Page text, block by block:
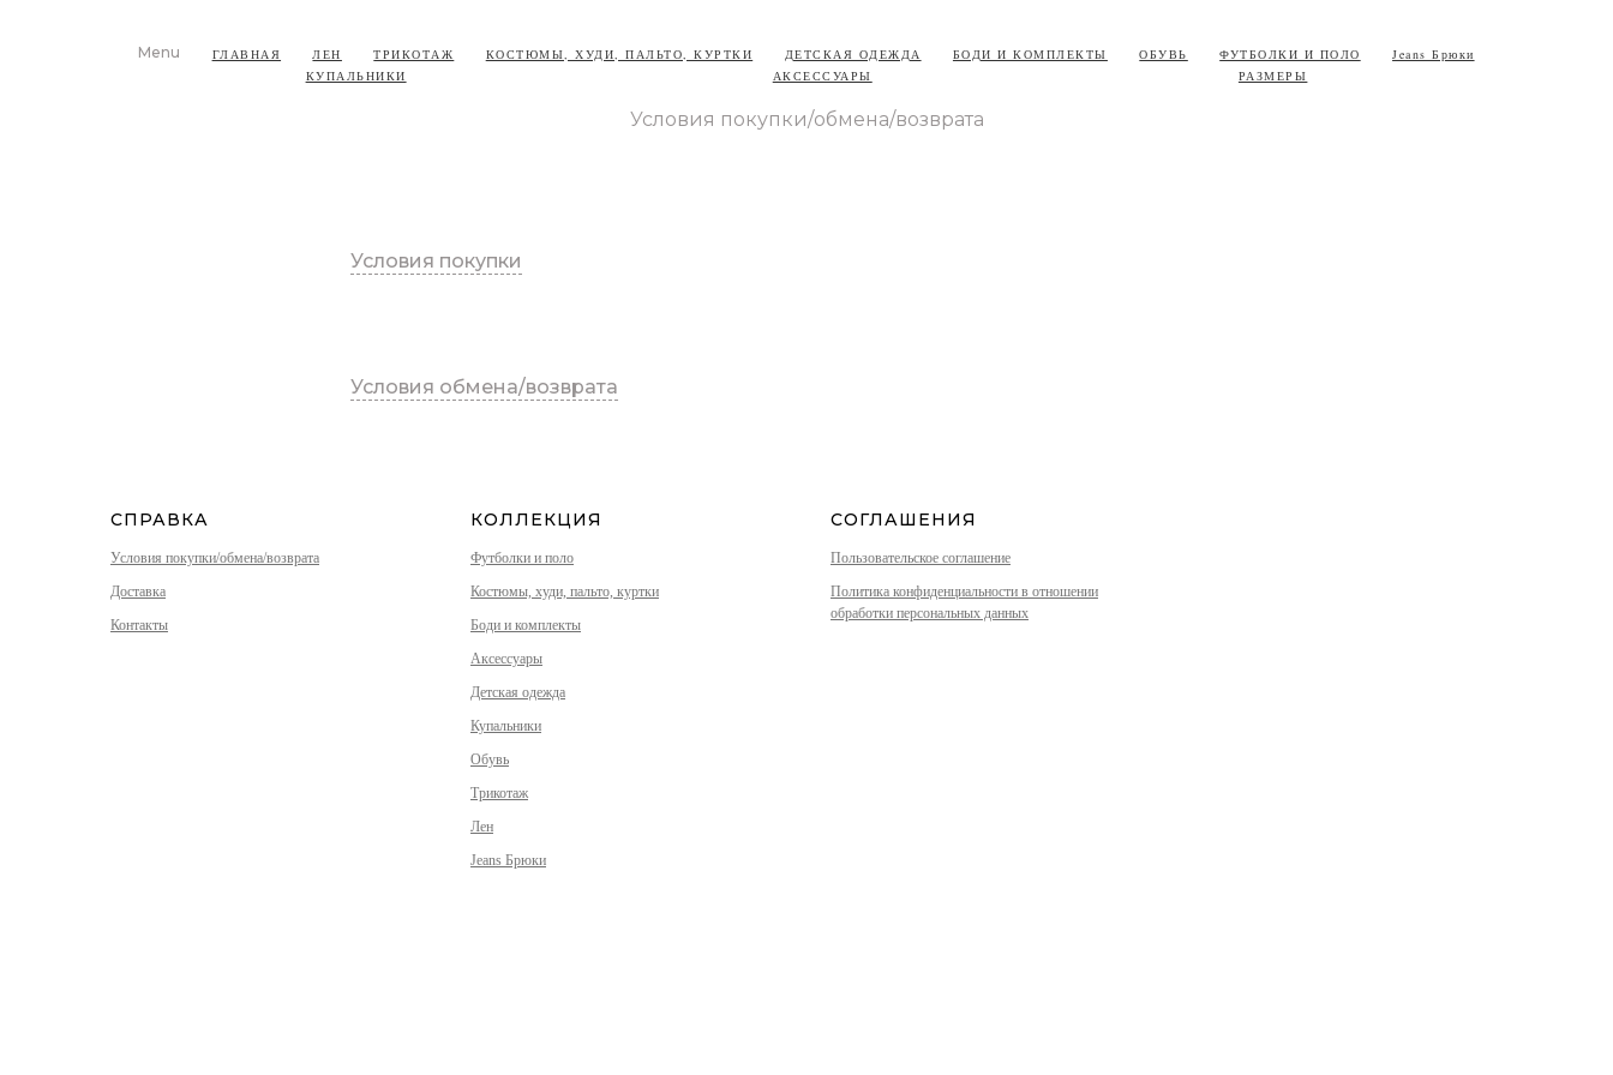
Menu ГЛАВНАЯ ЛЕН ТРИКОТАЖ КОСТЮМЫ, ХУДИ, ПАЛЬТО, КУРТКИ ДЕТСКАЯ ОДЕЖДА БОДИ И КОМПЛЕКТЫ ОБУВЬ ФУТБОЛКИ И ПОЛО
Jeans Брюки
КУПАЛЬНИКИ
АКСЕССУАРЫ РАЗМЕРЫ
Условия покупки/обмена/возврата
Условия покупки
Условия обмена/возврата
СПРАВКА
Условия покупки/обмена/возврата
Доставка
Контакты
КОЛЛЕКЦИЯ
Футболки и поло
Костюмы, худи, пальто, куртки
Боди и комплекты
Аксессуары
Детская одежда
Купальники
Обувь
Трикотаж
Лен
Jeans Брюки
СОГЛАШЕНИЯ
Пользовательское соглашение
Политика конфиденциальности в отношении
обработки персональных данных